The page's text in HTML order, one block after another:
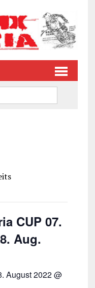
CUP 07.
Aug.
August 2022 @